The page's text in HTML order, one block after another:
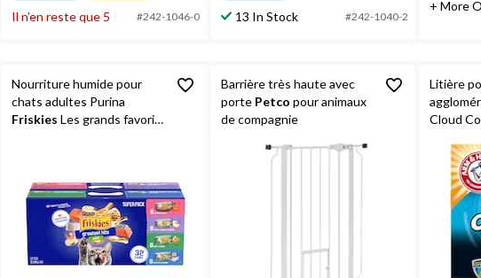
5.
Il n’en reste que 5 #242-1046-0
5. 13 In Stock #242-1040-2
+ More
Nourriture humide pour
chats adultes Purina
Friskies Les grands favoris,
Barrière très haute avec
porte Petco pour animaux
de compagnie
Litière
Cloud